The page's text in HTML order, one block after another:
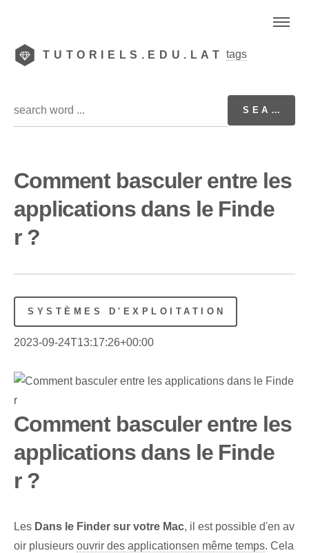
TUTORIELS.EDU.LAT tags
Comment basculer entre les
applications dans le Finde
r ?
SYSTÈMES D'EXPLOITATION
2023-09-24T13:17:26+00:00
Comment basculer entre les
applications dans le Finde
r ?
Les Dans le Finder sur votre Mac, il est possible d'en av
oir plusieurs ouvrir des applicationsen même temps. Cela